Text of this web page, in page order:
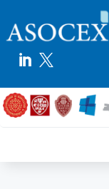
 